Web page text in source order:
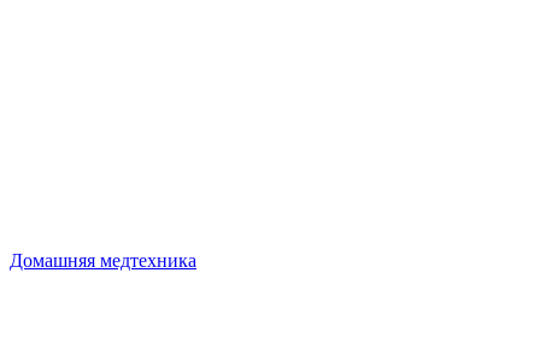
Домашняя медтехника